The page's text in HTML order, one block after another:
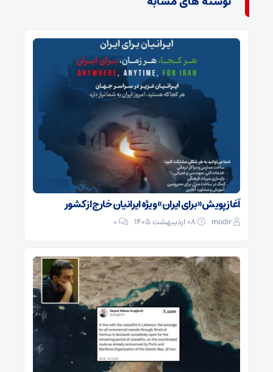
آغاز پویش «برای ایران» ویژه ایرانیان خارج از کشور
modir
0